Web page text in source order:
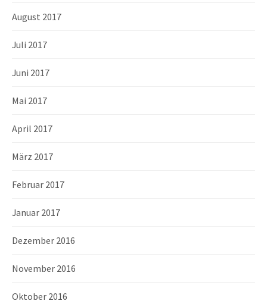
August 2017
Juli 2017
Juni 2017
Mai 2017
April 2017
März 2017
Februar 2017
Januar 2017
Dezember 2016
November 2016
Oktober 2016